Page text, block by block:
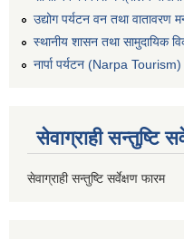
उद्योग पर्यटन वन तथा वातावरण
स्थानीय शासन तथा सामुदायिक
नार्पा पर्यटन (Narpa Tourism)
सेवाग्राही सन्तुष्टि
सेवाग्राही सन्तुष्टि सर्वेक्षण फारम